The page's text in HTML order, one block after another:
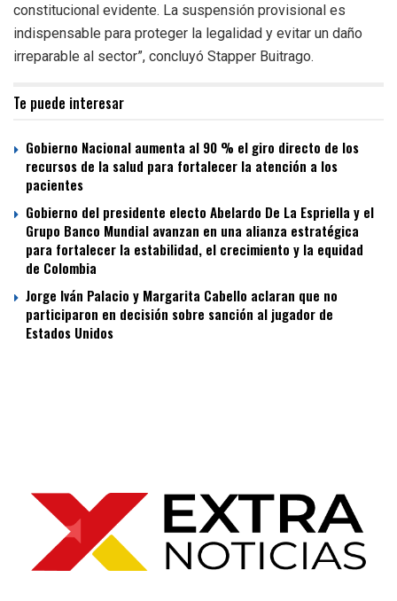
constitucional evidente. La suspensión provisional es
indispensable para proteger la legalidad y evitar un daño
irreparable al sector”, concluyó Stapper Buitrago.
Te puede interesar
Gobierno Nacional aumenta al 90 % el giro directo de los
recursos de la salud para fortalecer la atención a los
pacientes
Gobierno del presidente electo Abelardo De La Espriella y el
Grupo Banco Mundial avanzan en una alianza estratégica
para fortalecer la estabilidad, el crecimiento y la equidad
de Colombia
Jorge Iván Palacio y Margarita Cabello aclaran que no
participaron en decisión sobre sanción al jugador de
Estados Unidos